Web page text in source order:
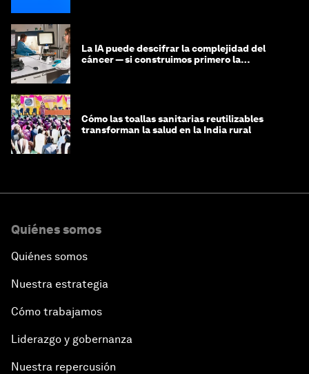
La IA puede descifrar la complejidad del
cáncer — si construimos primero la
Cómo las toallas sanitarias reutilizables
transforman la salud en la India rural
Quiénes somos
Quiénes somos
Nuestra estrategia
Cómo trabajamos
Liderazgo y gobernanza
Nuestra repercusión